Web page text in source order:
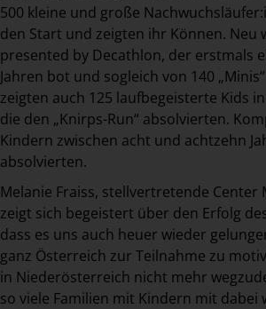
500 kleine und große
den Start und zeigten ihr Können. Neu
presented by Decathlon, der erstmals
Jahren bot und sogleich von 140
zeigten auch 125 laufbegeisterte Kids
die den „Knirps-Run“ absolvierten.
Kindern zwischen acht und achtzehn
absolvierten.
Melanie Fraiss, stellvertretende
zeigt sich begeistert über den Erfolg
dass es uns auch heuer wieder
ganz Österreich zur Teilnahme zu
in Niederösterreich nicht mehr
so viele Familien mit Kindern mit dabei